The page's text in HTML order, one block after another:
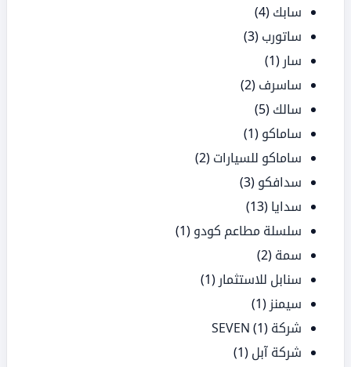
سابك (4)
ساتورب (3)
سار (1)
ساسرف (2)
سالك (5)
ساماكو (1)
ساماكو للسيارات (2)
سدافكو (3)
سدايا (13)
سلسلة مطاعم كودو (1)
سمة (2)
سنابل للاستثمار (1)
سيمنز (1)
شركة SEVEN (1)
شركة آبل (1)